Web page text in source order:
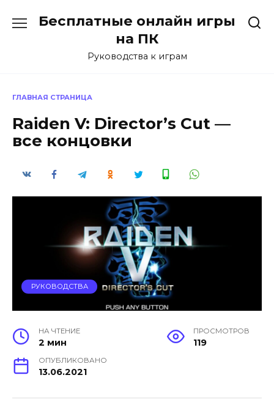
Бесплатные онлайн игры
на ПК
Руководства к играм
ГЛАВНАЯ СТРАНИЦА
Raiden V: Director’s Cut —
все концовки
РУКОВОДСТВА
НА ЧТЕНИЕ
2 мин
ПРОСМОТРОВ
119
ОПУБЛИКОВАНО
13.06.2021